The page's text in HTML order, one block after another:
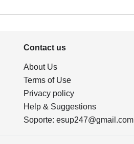
Contact us
About Us
Terms of Use
Privacy policy
Help & Suggestions
Soporte: esup247@gmail.com